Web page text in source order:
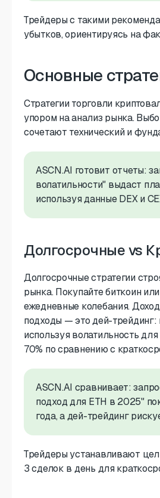
Трейдеры с такими
убытков, ориентируясь на
Основные
Стратегии торговли
упором на анализ рынка.
сочетают технический и
ASCN.AI готовит отчеты:
волатильности" выдаст
используя данные DEX и
Долгосрочные vs
Долгосрочные стратегии
рынка. Покупайте биткоин
ежедневные колебания.
подходы — это дей-
используя волатильность
70% по сравнению с
ASCN.AI сравнивает:
подход для ETH в 2025"
года, а дей-трейдинг
Трейдеры устанавливают
3 сделок в день для